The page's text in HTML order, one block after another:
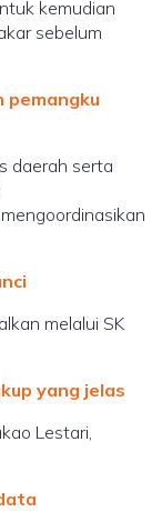
kemudian
sebelum
pemangku
daerah serta
melalui SK
yang jelas
Lestari,